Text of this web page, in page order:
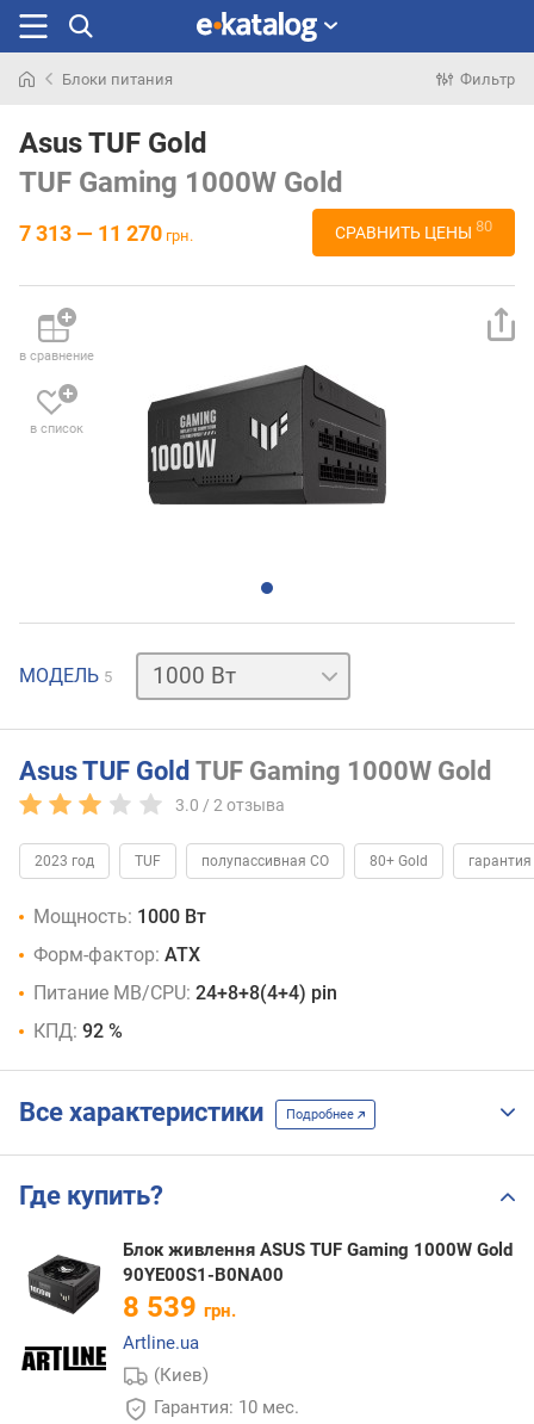
раньше
Блоки питания Фильтр
Asus TUF Gold
TUF Gaming 1000W Gold
7 313 — 11 270 грн. СРАВНИТЬ ЦЕНЫ 80
в сравнение
в список
МОДЕЛЬ 5
750 Вт850 Вт
белый
Asus TUF Gold TUF Gaming 1000W Gold
3.0 /2 отзыва
2023 год TUF полупассивная СО 80+ Gold
Мощность: 1000 Вт
Форм-фактор: ATX
Питание MB/CPU: 24+8+8(4+4) pin
КПД: 92 %
Все характеристики Подробнее
Где купить?
Блок живлення ASUS TUF Gaming 1000W Gold
90YE00S1-B0NA00
8 539 грн.
Artline.ua
(Киев)
Гарантия: 10 мес.